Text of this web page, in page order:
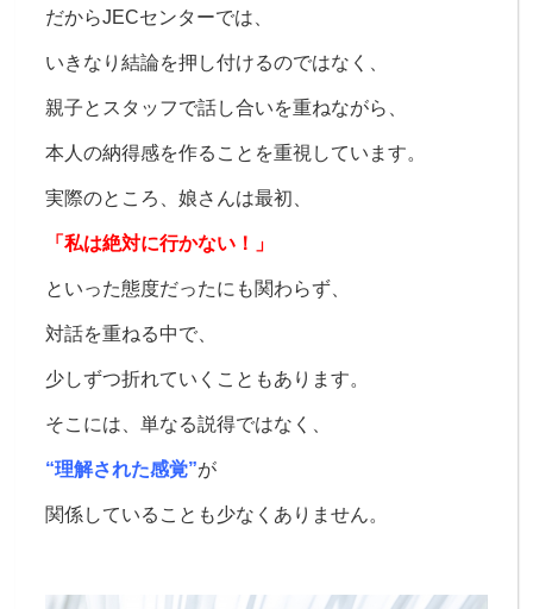
だからJECセンターでは、
いきなり結論を押し付けるのではなく、
親子とスタッフで話し合いを重ねながら、
本人の納得感を作ることを重視しています。
実際のところ、娘さんは最初、
「私は絶対に行かない！」
といった態度だったにも関わらず、
対話を重ねる中で、
少しずつ折れていくこともあります。
そこには、単なる説得ではなく、
“理解された感覚”が
関係していることも少なくありません。